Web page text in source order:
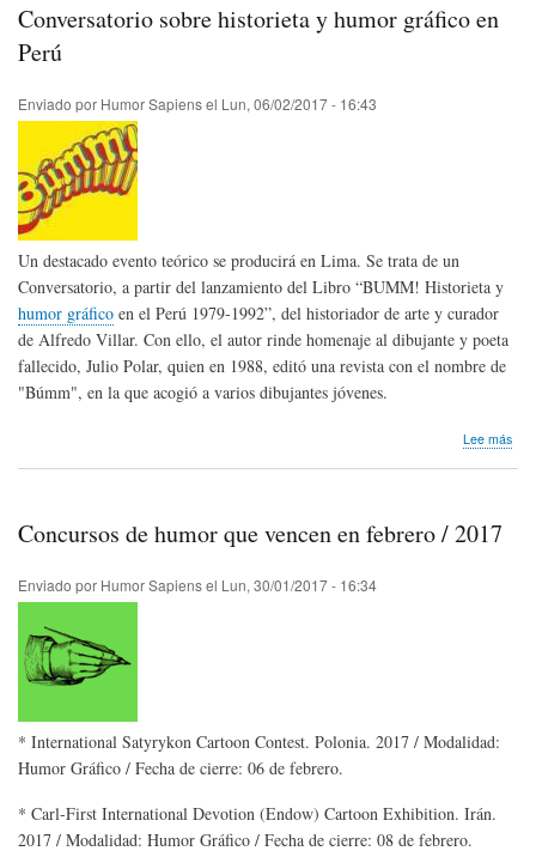
Conversatorio sobre historieta y humor gráfico en
Perú
Enviado por Humor Sapiensel Lun, 06/02/2017 - 16:43
Un destacado evento teórico se producirá en Lima. Se trata de un
Conversatorio, a partir del lanzamiento del Libro “BUMM! Historieta y
humor gráfico en el Perú 1979-1992”, del historiador de arte y curador
de Alfredo Villar. Con ello, el autor rinde homenaje al dibujante y poeta
fallecido, Julio Polar, quien en 1988, editó una revista con el nombre de
"Búmm", en la que acogió a varios dibujantes jóvenes.
Lee más
Concursos de humor que vencen en febrero / 2017
Enviado por Humor Sapiensel Lun, 30/01/2017 - 16:34
* International Satyrykon Cartoon Contest. Polonia. 2017 / Modalidad:
Humor Gráfico / Fecha de cierre: 06 de febrero.
* Carl-First International Devotion (Endow) Cartoon Exhibition. Irán.
2017 / Modalidad: Humor Gráfico / Fecha de cierre: 08 de febrero.